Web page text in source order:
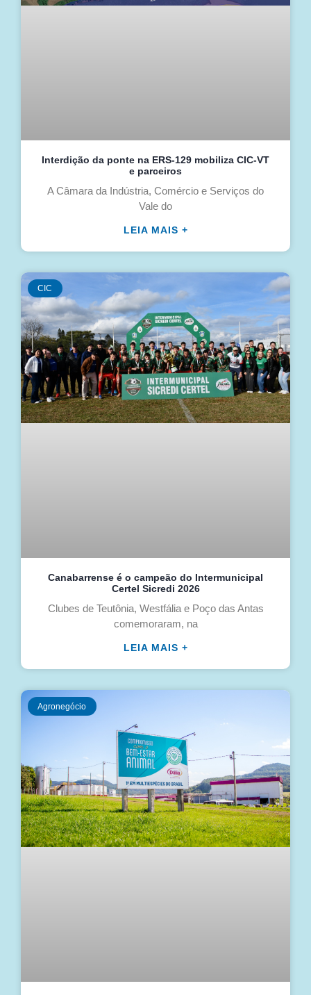
Interdição da ponte na ERS-129 mobiliza CIC-VT
e parceiros
A Câmara da Indústria, Comércio e Serviços do
Vale do
LEIA MAIS +
CIC
Canabarrense é o campeão do Intermunicipal
Certel Sicredi 2026
Clubes de Teutônia, Westfália e Poço das Antas
comemoraram, na
LEIA MAIS +
Agronegócio